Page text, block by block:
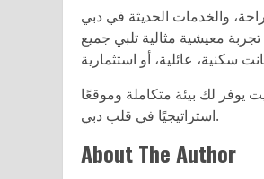
معيشية مثالية تلبي جميع
لك بيئة متكاملة وموقعًا
استراتيجيًا في قلب دبي.
About The Author